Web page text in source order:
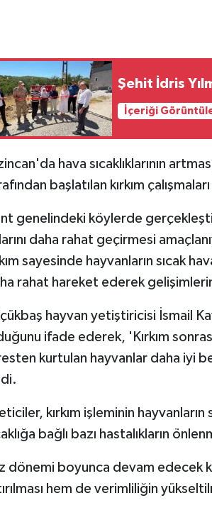
Şehit İdris
İçeriği
hava sıcaklıklarının
başlatılan kırkım
genelindeki köylerde
daha rahat geçirmesi
sayesinde hayvanların sıcak
rahat hareket ederek
hayvan yetiştiricisi İsmail
ifade ederek, 'Kırkım
kurtulan hayvanlar daha iyi
kırkım işleminin hayvanların
bağlı bazı hastalıkların
dönemi boyunca devam edecek
hem de verimliliğin